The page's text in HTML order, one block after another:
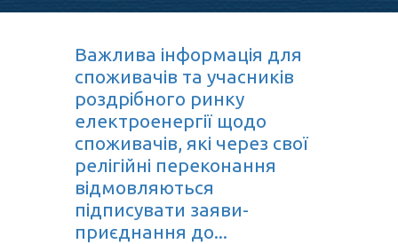
Важлива інформація для
споживачів та учасників
роздрібного ринку
електроенергії щодо
споживачів, які через свої
релігійні переконання
відмовляються
підписувати заяви-
приєднання до...